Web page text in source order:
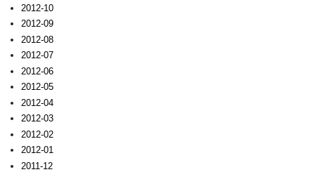
2012-10
2012-09
2012-08
2012-07
2012-06
2012-05
2012-04
2012-03
2012-02
2012-01
2011-12